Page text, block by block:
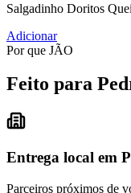
Salgadinho Doritos
Adicionar
Por que JÃO
Feito para
Entrega local em
Parceiros próximos de